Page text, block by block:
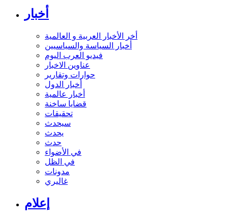
أخبار
أخر الأخبار العربية و العالمية
أخبار السياسة والسياسيين
فيديو العرب اليوم
عناوين الاخبار
حوارات وتقارير
أخبار الدول
أخبار عالمية
قضايا ساخنة
تحقيقات
سيحدث
يحدث
حدث
في الأضواء
في الظل
مدونات
غاليري
إعلام